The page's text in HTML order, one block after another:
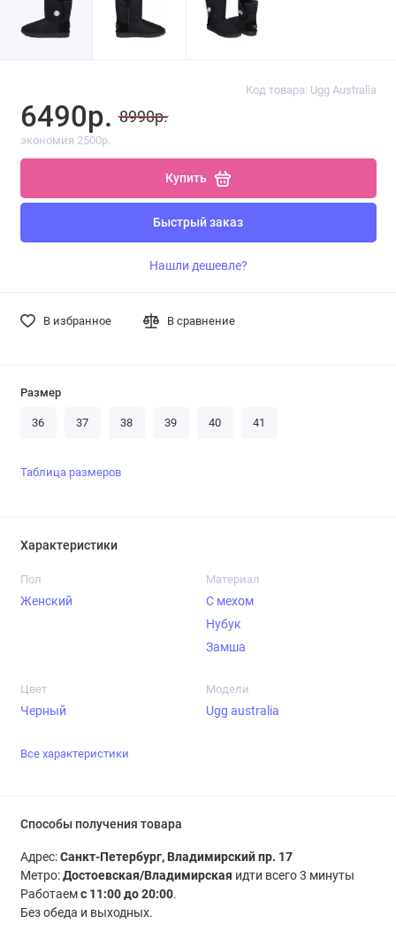
Код товара: Ugg Australia
6490р. 8990р.
экономия 2500р.
Купить
Быстрый заказ
Нашли дешевле?
В избранное В сравнение
Размер
36 37 38 39 40 41
Таблица размеров
Характеристики
Пол
Женский
Материал
С мехом
Нубук
Замша
Цвет
Черный
Модели
Ugg australia
Все характеристики
Способы получения товара
Адрес:Санкт-Петербург, Владимирский пр. 17
Метро:Достоевская/Владимирская идти всего 3 минуты
Работаемс 11:00 до 20:00.
Без обеда и выходных.